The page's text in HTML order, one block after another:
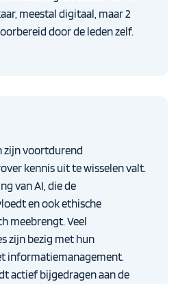
meestal digitaal, maar 2
door de leden zelf.
zijn voortdurend
kennis uit te wisselen valt.
van AI, die de
en ook ethische
meebrengt. Veel
zijn bezig met hun
informatiemanagement.
actief bijgedragen aan de